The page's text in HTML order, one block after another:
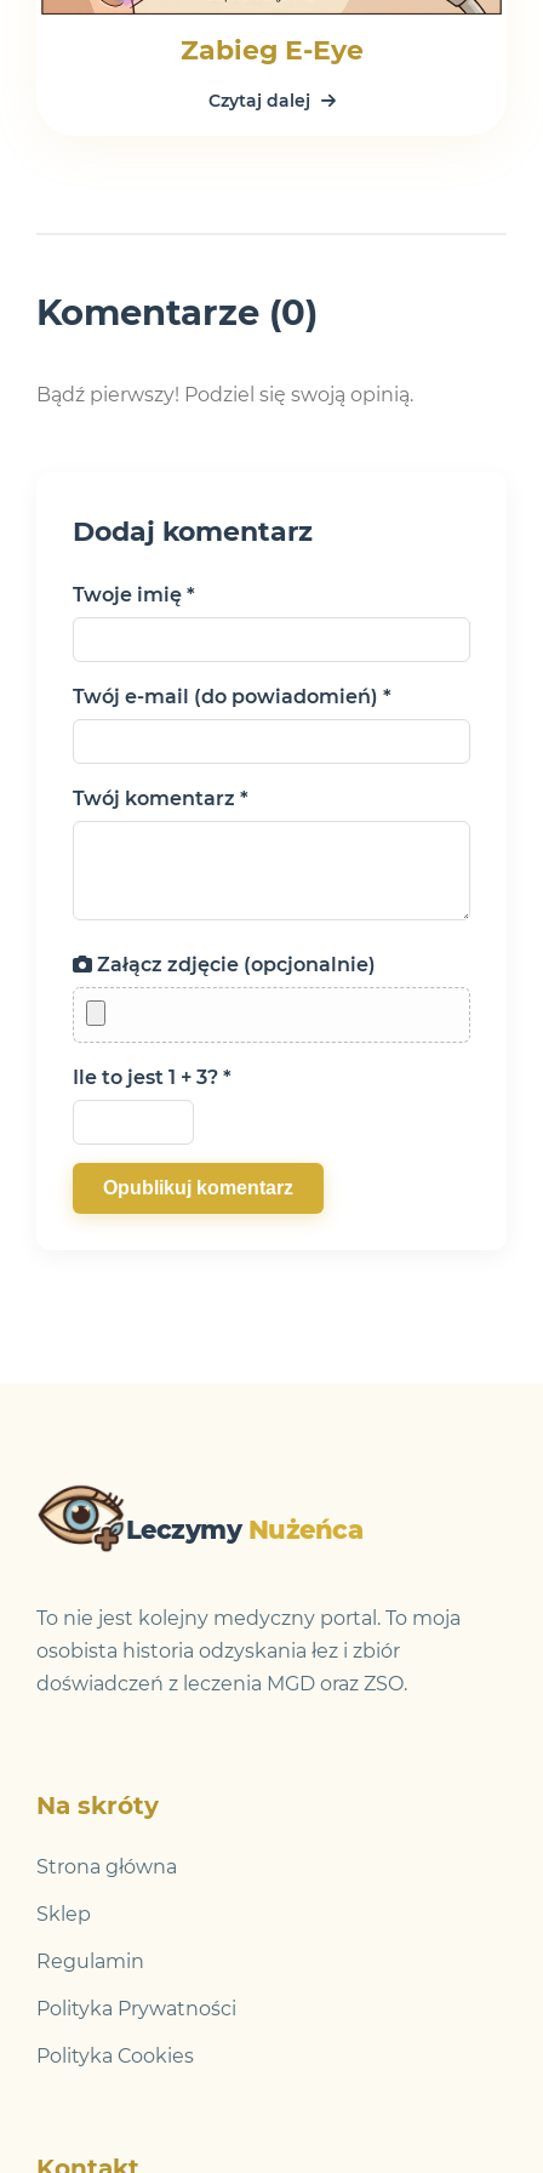
Zabieg E-Eye
Czytaj dalej
Komentarze (0)
Bądź pierwszy! Podziel się swoją opinią.
Dodaj komentarz
Twoje imię *
Twój e-mail (do powiadomień) *
Twój komentarz *
Załącz zdjęcie (opcjonalnie)
Ile to jest 1 + 3? *
Opublikuj komentarz
Leczymy Nużeńca
To nie jest kolejny medyczny portal. To moja
osobista historia odzyskania łez i zbiór
doświadczeń z leczenia MGD oraz ZSO.
Na skróty
Strona główna
Sklep
Regulamin
Polityka Prywatności
Polityka Cookies